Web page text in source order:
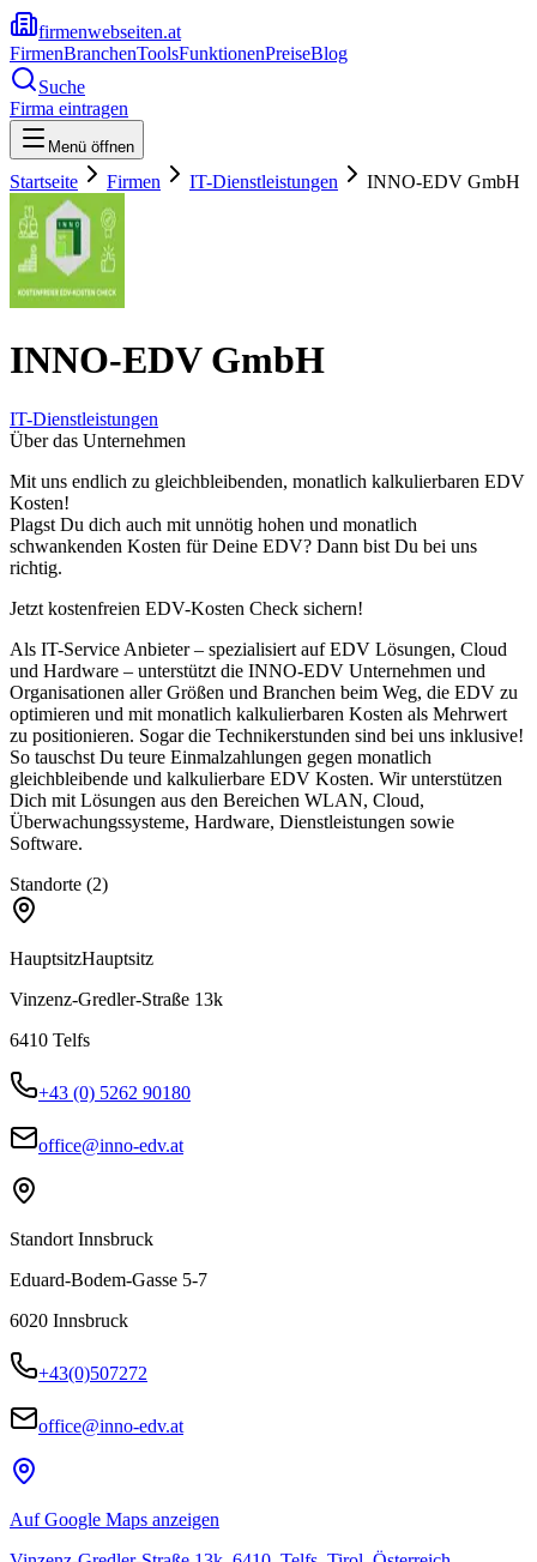
firmenwebseiten.at
FirmenBranchenToolsFunktionenPreiseBlog
Suche
Firma eintragen
Menü öffnen
Startseite Firmen IT-Dienstleistungen INNO-EDV GmbH
INNO-EDV GmbH
IT-Dienstleistungen
Über das Unternehmen
Mit uns endlich zu gleichbleibenden, monatlich kalkulierbaren EDV
Kosten!
Plagst Du dich auch mit unnötig hohen und monatlich
schwankenden Kosten für Deine EDV? Dann bist Du bei uns
richtig.
Jetzt kostenfreien EDV-Kosten Check sichern!
Als IT-Service Anbieter – spezialisiert auf EDV Lösungen, Cloud
und Hardware – unterstützt die INNO-EDV Unternehmen und
Organisationen aller Größen und Branchen beim Weg, die EDV zu
optimieren und mit monatlich kalkulierbaren Kosten als Mehrwert
zu positionieren. Sogar die Technikerstunden sind bei uns inklusive!
So tauschst Du teure Einmalzahlungen gegen monatlich
gleichbleibende und kalkulierbare EDV Kosten. Wir unterstützen
Dich mit Lösungen aus den Bereichen WLAN, Cloud,
Überwachungssysteme, Hardware, Dienstleistungen sowie
Software.
Standorte (2)
HauptsitzHauptsitz
Vinzenz-Gredler-Straße 13k
6410 Telfs
+43 (0) 5262 90180
office@inno-edv.at
Standort Innsbruck
Eduard-Bodem-Gasse 5-7
6020 Innsbruck
+43(0)507272
office@inno-edv.at
Auf Google Maps anzeigen